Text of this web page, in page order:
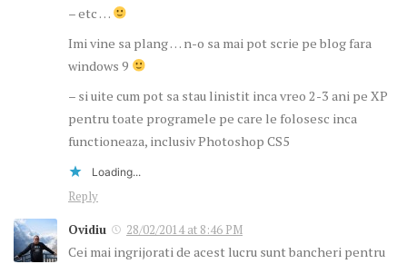
– etc …
Imi vine sa plang … n-o sa mai pot scrie pe blog fara
windows 9
– si uite cum pot sa stau linistit inca vreo 2-3 ani pe XP
pentru toate programele pe care le folosesc inca
functioneaza, inclusiv Photoshop CS5
Loading...
Reply
Ovidiu 28/02/2014 at 8:46 PM
Cei mai ingrijorati de acest lucru sunt bancheri pentru